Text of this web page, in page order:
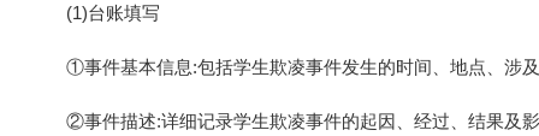
(1)台账填写
①事件基本信息:包括学生欺凌事件发生的时间、地点、涉
②事件描述:详细记录学生欺凌事件的起因、经过、结果及